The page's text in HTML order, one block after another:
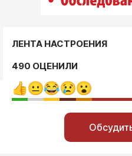
ЛЕНТА НАСТРОЕНИЯ
490 ОЦЕНИЛИ